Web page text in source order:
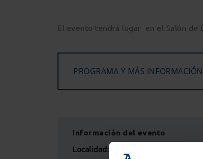
El evento tendrá lugar en el Salón de
PROGRAMA Y MÁS INFORMACIÓN
Información del evento
Localidad: